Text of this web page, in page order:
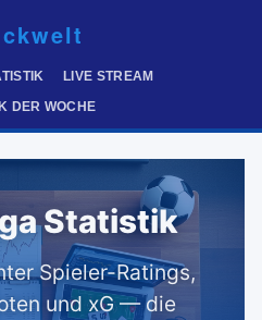
LIVE STREAM
DER WOCHE
Statistik
Spieler-Ratings,
und xG — die